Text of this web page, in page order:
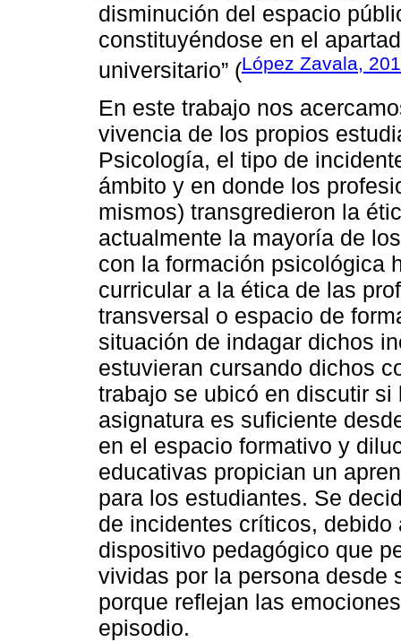
disminución del espacio
constituyéndose en el
universitario” (López Zavala,
En este trabajo nos
vivencia de los propios
Psicología, el tipo de
ámbito y en donde los
mismos) transgredieron la
actualmente la mayoría de
con la formación psicológica
curricular a la ética de las
transversal o espacio de
situación de indagar dichos
estuvieran cursando dichos
trabajo se ubicó en discutir
asignatura es suficiente
en el espacio formativo y
educativas propician un
para los estudiantes. Se
de incidentes críticos,
dispositivo pedagógico que
vividas por la persona desde
porque reflejan las
episodio.